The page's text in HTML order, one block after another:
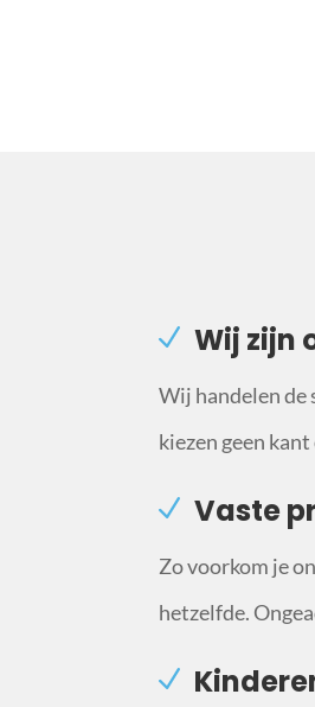
Wij zijn
Wij handelen de
kiezen geen
Vaste
Zo voorkom je
hetzelfde.